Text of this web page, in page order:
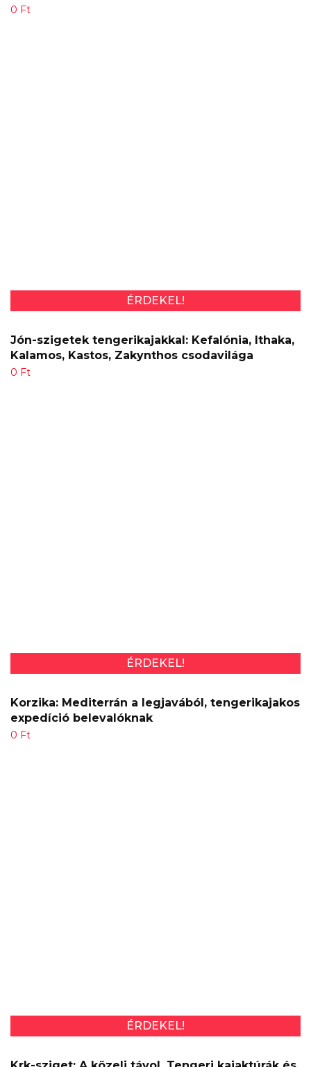
0 Ft
Jón-szigetek tengerikajakkal: Kefalónia, Ithaka,
Kalamos, Kastos, Zakynthos csodavilága
0 Ft
ÉRDEKEL!
Korzika: Mediterrán a legjavából, tengerikajakos
expedíció belevalóknak
0 Ft
ÉRDEKEL!
ÉRDEKEL!